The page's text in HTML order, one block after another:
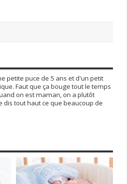
petite puce de 5 ans et d'un petit
Faut que ça bouge tout le temps
on est maman, on a plutôt
dis tout haut ce que beaucoup de